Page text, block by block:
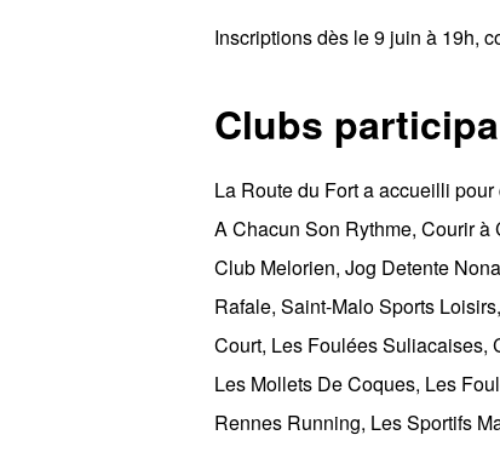
Inscriptions dès le 9 juin à 19h,
Clubs
La Route du Fort a accueilli
A Chacun Son Rythme, Courir
Club Melorien, Jog Detente
Rafale, Saint-Malo Sports
Court, Les Foulées Suliacaises,
Les Mollets De Coques, Les
Rennes Running, Les Sportifs